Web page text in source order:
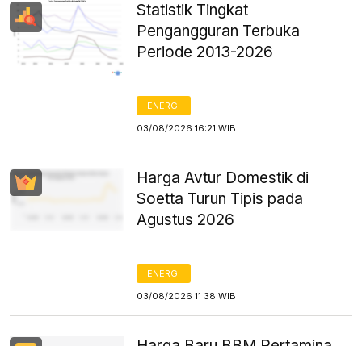
Statistik Tingkat
Pengangguran Terbuka
Periode 2013-2026
ENERGI
03/08/2026 16:21 WIB
Harga Avtur Domestik di
Soetta Turun Tipis pada
Agustus 2026
ENERGI
03/08/2026 11:38 WIB